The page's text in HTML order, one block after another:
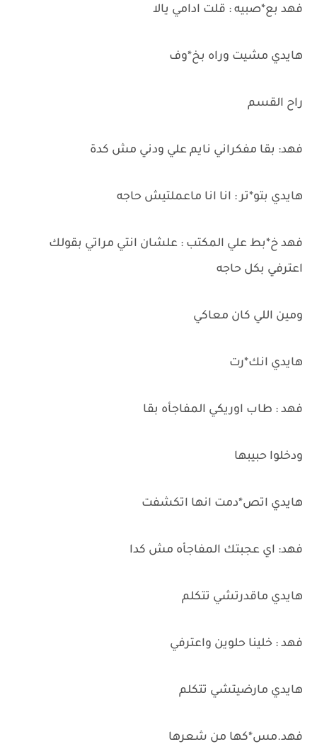
فهد بع*صبيه : قلت ادامي يالا
هايدي مشيت وراه بخ*وف
راح القسم
فهد: بقا مفكراني نايم علي ودني مش كدة
هايدي بتو*تر : انا انا ماعملتيش حاجه
فهد خ*بط علي المكتب : علشان انتي مراتي بقولك
اعترفي بكل حاجه
ومين اللي كان معاكي
هايدي انك*رت
فهد : طاب اوريكي المفاجأه بقا
ودخلوا حبيبها
هايدي اتص*دمت انها اتكشفت
فهد: اي عجبتك المفاجأه مش كدا
هايدي ماقدرتشي تتكلم
فهد : خلينا حلوين واعترفي
هايدي مارضيتشي تتكلم
فهد.مس*كها من شعرها